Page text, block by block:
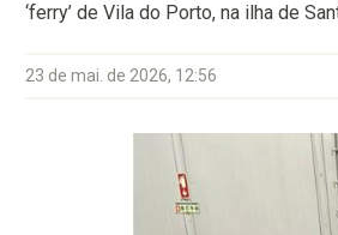
‘ferry’ de Vila do Porto, na ilha de
23 de mai. de 2026, 12:56